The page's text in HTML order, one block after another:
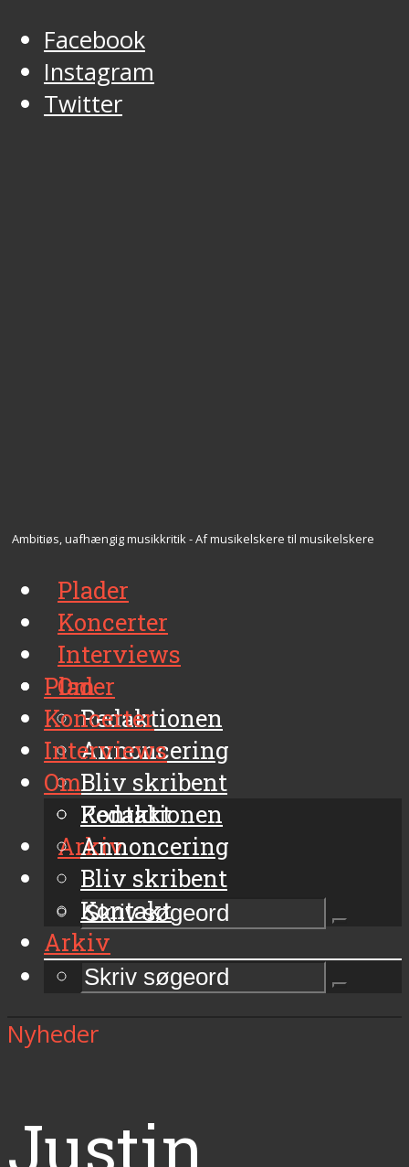
Facebook
Instagram
Twitter
Ambitiøs, uafhængig musikkritik - Af musikelskere til musikelskere
Plader
Koncerter
Interviews
Om
Redaktionen
Annoncering
Bliv skribent
Kontakt
Arkiv
Plader
Koncerter
Interviews
Om
Redaktionen
Annoncering
Bliv skribent
Kontakt
Arkiv
Nyheder
Justin